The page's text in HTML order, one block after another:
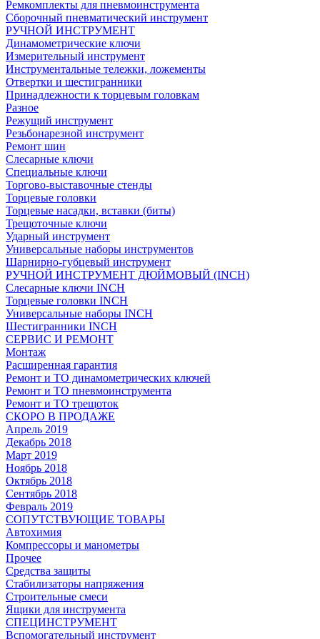
Ремкомплекты для пневмоинструмента
Сборочный пневматический инструмент
РУЧНОЙ ИНСТРУМЕНТ
Динамометрические ключи
Измерительный инструмент
Инструментальные тележки, ложементы
Отвертки и шестигранники
Принадлежности к торцевым головкам
Разное
Режущий инструмент
Резьбонарезной инструмент
Ремонт шин
Слесарные ключи
Специальные ключи
Торгово-выставочные стенды
Торцевые головки
Торцевые насадки, вставки (биты)
Трещоточные ключи
Ударный инструмент
Универсальные наборы инструментов
Шарнирно-губцевый инструмент
РУЧНОЙ ИНСТРУМЕНТ ДЮЙМОВЫЙ (INCH)
Слесарные ключи INCH
Торцевые головки INCH
Универсальные наборы INCH
Шестигранники INCH
СЕРВИС И РЕМОНТ
Монтаж
Расширенная гарантия
Ремонт и ТО динамометрических ключей
Ремонт и ТО пневмоинструмента
Ремонт и ТО трещоток
СКОРО В ПРОДАЖЕ
Апрель 2019
Декабрь 2018
Март 2019
Ноябрь 2018
Октябрь 2018
Сентябрь 2018
Февраль 2019
СОПУТСТВУЮЩИЕ ТОВАРЫ
Автохимия
Компрессоры и манометры
Прочее
Средства защиты
Стабилизаторы напряжения
Строительные смеси
Ящики для инструмента
СПЕЦИНСТРУМЕНТ
Вспомогательный инструмент